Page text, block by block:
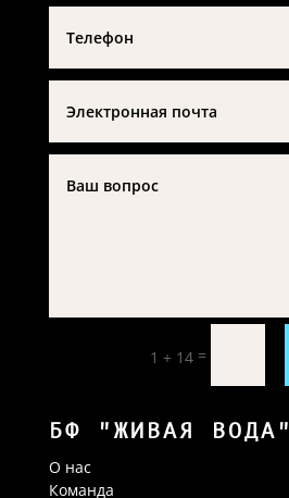
1 + 14 =
БФ "ЖИВАЯ ВОДА"
О нас
Команда